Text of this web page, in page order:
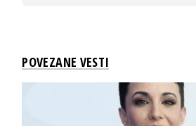
POVEZANE VESTI